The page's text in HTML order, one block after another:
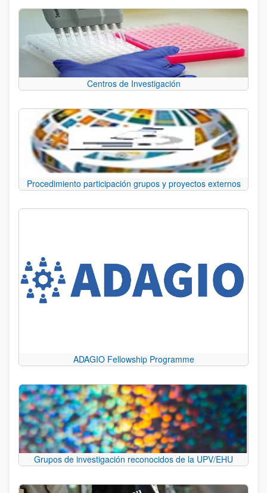
Centros de Investigación
Procedimiento participación grupos y proyectos externos
ADAGIO Fellowship Programme
Grupos de investigación reconocidos de la UPV/EHU